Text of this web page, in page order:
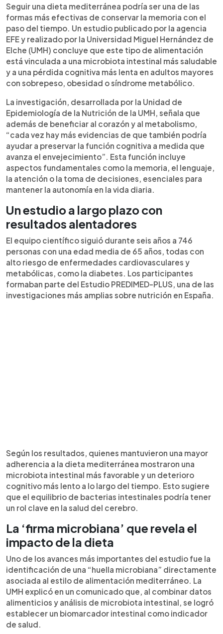
Escuchar artículo
Una investigación de la Universidad Miguel
Hernández de Elche, difundida por EFE, relaciona
la dieta mediterránea con una menor pérdida de
memoria en personas mayores con riesgo
metabólico. El estudio, realizado durante seis
años con 746 participantes, mostró que quienes
seguían este tipo de alimentación tenían una
microbiota intestinal más saludable y una
evolución cognitiva más favorable. Además, se
identificó una “firma microbiana” asociada a esta
dieta, que permite monitorear la salud cerebral.
Estos hallazgos refuerzan la conexión entre el
intestino y el cerebro, y destacan el impacto
positivo de una alimentación basada en
productos frescos y naturales.
Seguir una dieta mediterránea podría ser una de las
formas más efectivas de conservar la memoria con el
paso del tiempo. Un estudio publicado por la agencia
EFE y realizado por la Universidad Miguel Hernández de
Elche (UMH) concluye que este tipo de alimentación
está vinculada a una microbiota intestinal más saludable
y a una pérdida cognitiva más lenta en adultos mayores
con sobrepeso, obesidad o síndrome metabólico.
La investigación, desarrollada por la Unidad de
Epidemiología de la Nutrición de la UMH, señala que
además de beneficiar al corazón y al metabolismo,
“cada vez hay más evidencias de que también podría
ayudar a preservar la función cognitiva a medida que
avanza el envejecimiento”. Esta función incluye
aspectos fundamentales como la memoria, el lenguaje,
la atención o la toma de decisiones, esenciales para
mantener la autonomía en la vida diaria.
Un estudio a largo plazo con
resultados alentadores
El equipo científico siguió durante seis años a 746
personas con una edad media de 65 años, todas con
alto riesgo de enfermedades cardiovasculares y
metabólicas, como la diabetes. Los participantes
formaban parte del Estudio PREDIMED-PLUS, una de las
investigaciones más amplias sobre nutrición en España.
Según los resultados, quienes mantuvieron una mayor
adherencia a la dieta mediterránea mostraron una
microbiota intestinal más favorable y un deterioro
cognitivo más lento a lo largo del tiempo. Esto sugiere
que el equilibrio de bacterias intestinales podría tener
un rol clave en la salud del cerebro.
La ‘firma microbiana’ que revela el
impacto de la dieta
Uno de los avances más importantes del estudio fue la
identificación de una “huella microbiana” directamente
asociada al estilo de alimentación mediterráneo. La
UMH explicó en un comunicado que, al combinar datos
alimenticios y análisis de microbiota intestinal, se logró
establecer un biomarcador intestinal como indicador
de salud.